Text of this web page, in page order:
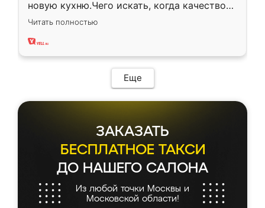
новую кухню.Чего искать, когда качеством
вполне довольна. Служит кухня уже почти
два года, нареканий нет.
Читать полностью
Еще
ЗАКАЗАТЬ
БЕСПЛАТНОЕ ТАКСИ
ДО НАШЕГО САЛОНА
Из любой точки Москвы и
Московской области!